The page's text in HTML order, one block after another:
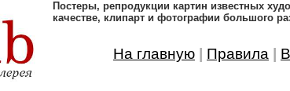
Постеры, pепродукции картин известных
качестве, клипарт и фотографии большого
На главную Правила